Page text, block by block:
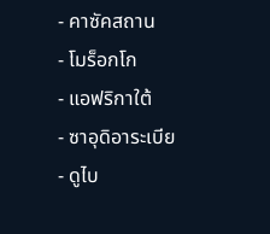
- คาซัคสถาน
- โมร็อกโก
- แอฟริกาใต้
- ซาอุดิอาระเบีย
- ดูไบ